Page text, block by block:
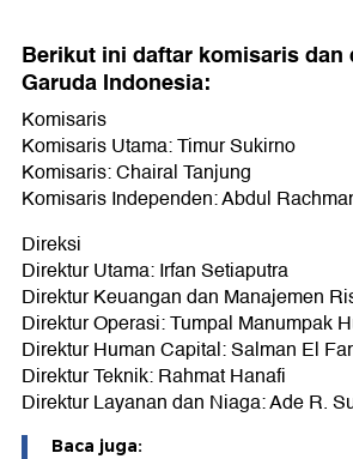
Berikut ini daftar komisaris dan
Garuda Indonesia:
Komisaris
Komisaris Utama: Timur Sukirno
Komisaris: Chairal Tanjung
Komisaris Independen: Abdul
Direksi
Direktur Utama: Irfan Setiaputra
Direktur Keuangan dan Manajemen
Direktur Operasi: Tumpal Manumpak
Direktur Human Capital: Salman El
Direktur Teknik: Rahmat Hanafi
Direktur Layanan dan Niaga: Ade R.
Baca juga: